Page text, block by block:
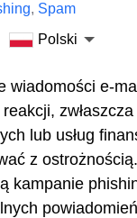
, Spam
Polski
wiadomości e-
lub usług
z
kampanie